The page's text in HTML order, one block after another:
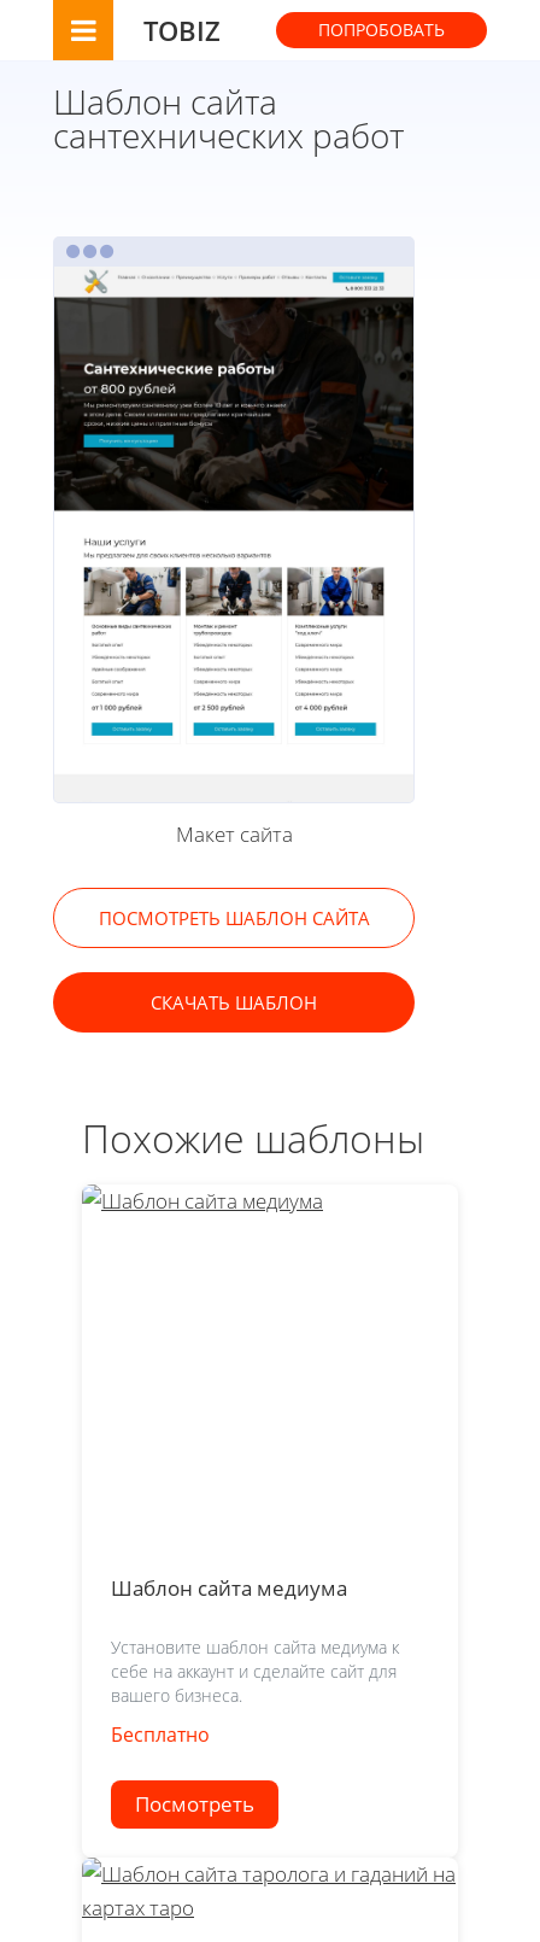
TOBIZ ПОПРОБОВАТЬ
Шаблон сайта
сантехнических работ
Макет сайта
ПОСМОТРЕТЬ ШАБЛОН САЙТА
СКАЧАТЬ ШАБЛОН
Похожие шаблоны
Шаблон сайта медиума
Установите шаблон сайта медиума к
себе на аккаунт и сделайте сайт для
вашего бизнеса.
Бесплатно
Посмотреть